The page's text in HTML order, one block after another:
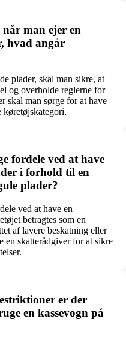
man ejer en
hvad angår
plader, skal man sikre, at
og overholde reglerne for
skal man sørge for at have
fordele ved at have
i forhold til en
plader?
ved at have en
betragtes som en
af lavere beskatning eller
en skatterådgiver for at sikre
er der
en kassevogn på